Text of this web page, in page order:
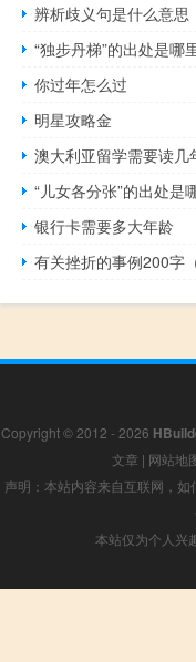
辨析歧义句是什么意思
“独步丹梯”的出处是哪
你过年怎么过
明星攻略金
澳大利亚留学需要读几
“儿女各分张”的出处是
银行卡需要多大年龄
有关挫折的事例200字
Copyright © 2012 - 2026
文章 | 网站地
声明：本站内容来自互联网，
本站仅为个人兴